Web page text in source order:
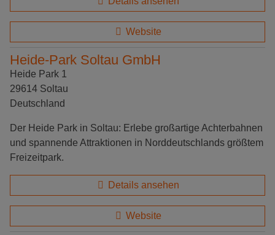
Website
Heide-Park Soltau GmbH
Heide Park 1
29614 Soltau
Deutschland
Der Heide Park in Soltau: Erlebe großartige Achterbahnen
und spannende Attraktionen in Norddeutschlands größtem
Freizeitpark.
Details ansehen
Website